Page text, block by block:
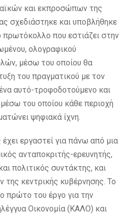
και εκπροσώπων της
σχεδιάστηκε και υποβλήθηκε
πρωτόκολλο που εστιάζει στην
ολογραφικού
μέσω του οποίου θα
του πραγματικού με τον
αυτό-τροφοδοτούμενο και
του οποίου κάθε περιοχή
ψηφιακά ίχνη.
εργαστεί για πάνω από μια
ανταποκριτής-ερευνητής,
πολιτικός συντάκτης, και
κεντρικής κυβέρνησης. Το
πρώτο του έργο για την
Οικονομία (ΚΑΛΟ) και